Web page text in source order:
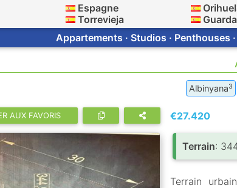
Espagne
Torrevieja
Appartements · Studios · Penthouses
Albinyana3
AUX FAVORIS €27.420
Terrain:
Terrain